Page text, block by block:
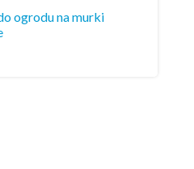
ogrodu na murki